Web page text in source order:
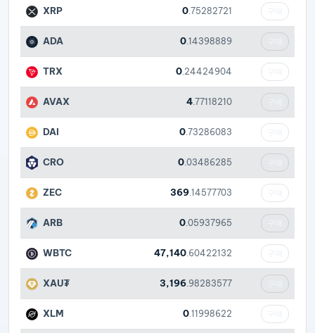
XRP 0 .75282721
ADA 0 .14398889
TRX 0 .24424904
AVAX 4 .77118210
DAI 0 .73286083
CRO 0 .03486285
ZEC 369 .14577703
ARB 0 .05937965
WBTC 47,140 .60422132
XAU₮ 3,196 .98283577
XLM 0 .11998622